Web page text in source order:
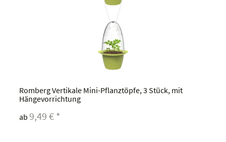
Romberg Vertikale Mini-Pflanztöpfe, 3 Stück, mit
Hängevorrichtung
ab 9,49 € *